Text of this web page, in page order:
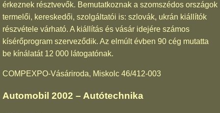
érkeznek résztvevők. Bemutatkoznak a szomszédos országok
termelői, kereskedői, szolgáltatói is: szlovák, ukrán kiállítók
részvétele várható. A kiállítás és vásár idejére számos
kísérőprogram szerveződik. Az elmúlt évben 90 cég mutatta
be kínálatát 12 000 látogatónak.
COMPEXPO-Vásáriroda, Miskolc 46/412-003
Automobil 2002 – Autótechnika